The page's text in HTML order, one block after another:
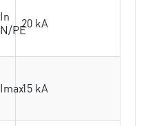
In
N/PE20 kA
Imax15 kA